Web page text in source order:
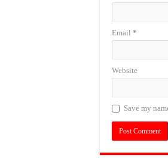
Email *
Website
Save my